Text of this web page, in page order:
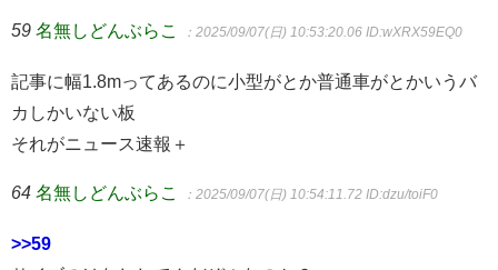
59 名無しどんぶらこ ：2025/09/07(日) 10:53:20.06 ID:wXRX59EQ0
記事に幅1.8mってあるのに小型がとか普通車がとかいうバ
カしかいない板
それがニュース速報＋
64 名無しどんぶらこ ：2025/09/07(日) 10:54:11.72 ID:dzu/toiF0
>>59